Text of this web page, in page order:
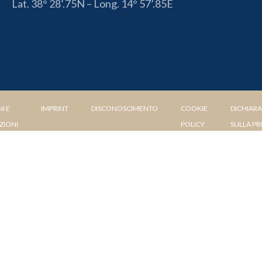
Lat. 38° 28’.75N – Long. 14° 57’.85E
E
IMPRINT DISCONOSCIMENTO
COOKIE
POLICY
SULLA